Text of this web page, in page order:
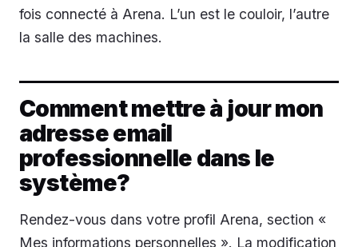
fois connecté à Arena. L’un est le couloir, l’autre
la salle des machines.
Comment mettre à jour mon
adresse email
professionnelle dans le
système?
Rendez-vous dans votre profil Arena, section «
Mes informations personnelles ». La modification